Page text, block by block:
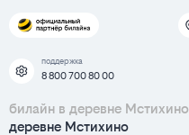
поддержка
8 800 700 80 00
билайн в деревне Мстихино
деревне Мстихино